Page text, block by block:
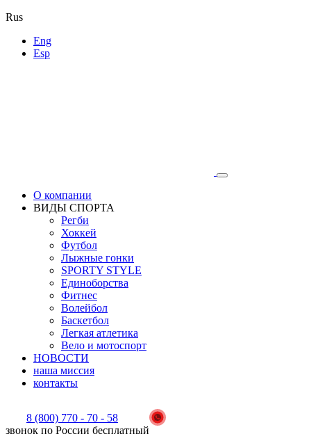
Rus
Eng
Esp
О компании
ВИДЫ СПОРТА
Регби
Хоккей
Футбол
Лыжные гонки
SPORTY STYLE
Единоборства
Фитнес
Волейбол
Баскетбол
Легкая атлетика
Вело и мотоспорт
НОВОСТИ
наша миссия
контакты
8 (800) 770 - 70 - 58
звонок по России бесплатный